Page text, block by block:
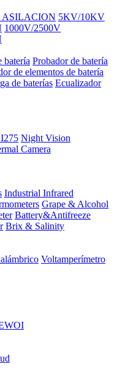
ASILACION 5KV/10KV
1000V/2500V
batería Probador de batería
de elementos de batería
de baterías Ecualizador
Night Vision
Camera
Industrial Infrared
Grape & Alcohol
Battery&Antifreeze
Brix & Salinity
Voltamperímetro